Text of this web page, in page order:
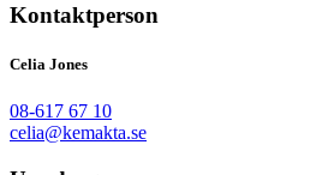
Kontaktperson
Celia Jones
08-617 67 10
celia@kemakta.se